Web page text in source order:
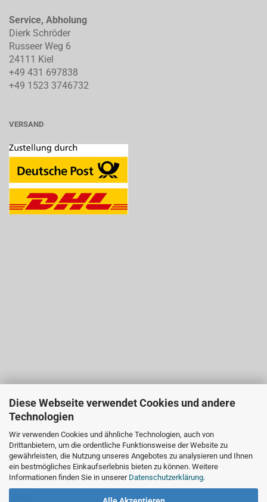
Diese Webseite verwendet Cookies und andere
Technologien
Wir verwenden Cookies und ähnliche Technologien, auch von
Drittanbietern, um die ordentliche Funktionsweise der Website zu
gewährleisten, die Nutzung unseres Angebotes zu analysieren und Ihnen
ein bestmögliches Einkaufserlebnis bieten zu können. Weitere
Informationen finden Sie in unserer Datenschutzerklärung.
Service, Abholung
Dierk Schröder
Russeer Weg 6
24111 Kiel
+49 431 697838
+49 1523 3746732
VERSAND